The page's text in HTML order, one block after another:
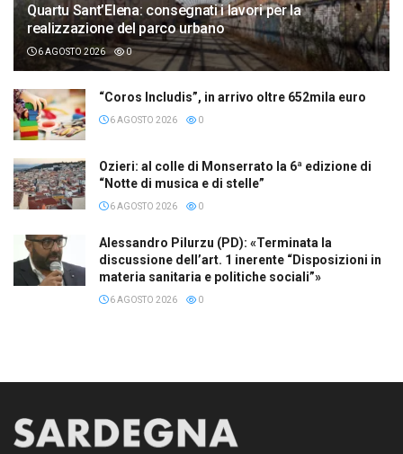
Quartu Sant’Elena: consegnati i lavori per la
realizzazione del parco urbano
6 AGOSTO 2026 0
“Coros Includis”, in arrivo oltre 652mila euro
6 AGOSTO 2026 0
Ozieri: al colle di Monserrato la 6ª edizione di
“Notte di musica e di stelle”
6 AGOSTO 2026 0
Alessandro Pilurzu (PD): «Terminata la
discussione dell’art. 1 inerente “Disposizioni in
materia sanitaria e politiche sociali”»
6 AGOSTO 2026 0